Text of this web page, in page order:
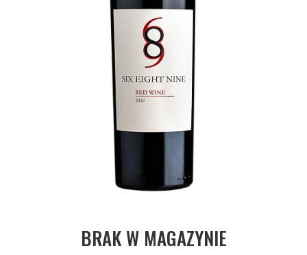
BRAK W MAGAZYNIE